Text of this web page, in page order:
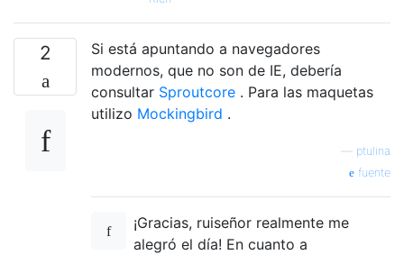
2
Si está apuntando a navegadores
modernos, que no son de IE, debería
consultar Sproutcore . Para las maquetas
utilizo Mockingbird .
ptulina
fuente
¡Gracias, ruiseñor realmente me
alegró el día! En cuanto a